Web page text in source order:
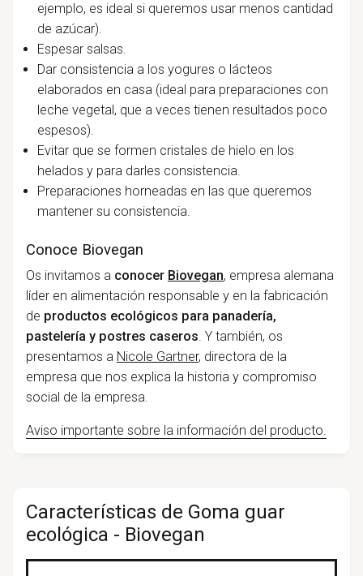
ejemplo, es ideal si queremos usar menos cantidad
de azúcar).
Espesar salsas.
Dar consistencia a los yogures o lácteos
elaborados en casa (ideal para preparaciones con
leche vegetal, que a veces tienen resultados poco
espesos).
Evitar que se formen cristales de hielo en los
helados y para darles consistencia.
Preparaciones horneadas en las que queremos
mantener su consistencia.
Conoce Biovegan
Os invitamos a conocer Biovegan, empresa alemana
líder en alimentación responsable y en la fabricación
de productos ecológicos para panadería,
pastelería y postres caseros. Y también, os
presentamos a Nicole Gartner, directora de la
empresa que nos explica la historia y compromiso
social de la empresa.
Aviso importante sobre la información del producto.
Características de Goma guar
ecológica - Biovegan